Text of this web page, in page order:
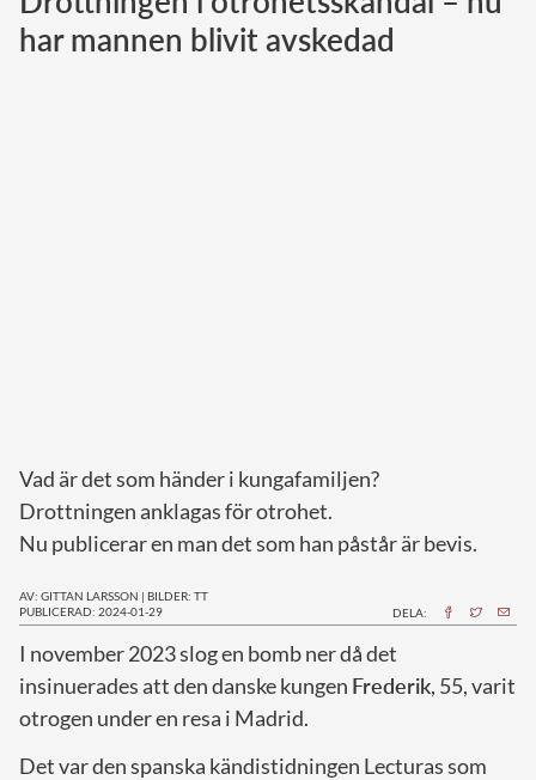
Norska kungahuset
har mannen blivit avskedad
Vad är det som händer i kungafamiljen?
Drottningen anklagas för otrohet.
Nu publicerar en man det som han påstår är bevis.
AV: GITTAN LARSSON | BILDER: TT
PUBLICERAD: 2024-01-29
DELA:
I november 2023 slog en bomb ner då det
insinuerades att den danske kungen Frederik, 55, varit
otrogen under en resa i Madrid.
Det var den spanska kändistidningen Lecturas som